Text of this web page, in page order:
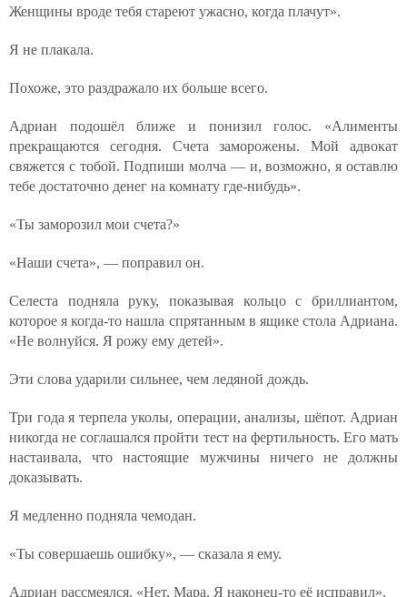
Женщины вроде тебя стареют ужасно, когда плачут».
Я не плакала.
Похоже, это раздражало их больше всего.
Адриан подошёл ближе и понизил голос. «Алименты
прекращаются сегодня. Счета заморожены. Мой адвокат
свяжется с тобой. Подпиши молча — и, возможно, я оставлю
тебе достаточно денег на комнату где-нибудь».
«Ты заморозил мои счета?»
«Наши счета», — поправил он.
Селеста подняла руку, показывая кольцо с бриллиантом,
которое я когда-то нашла спрятанным в ящике стола Адриана.
«Не волнуйся. Я рожу ему детей».
Эти слова ударили сильнее, чем ледяной дождь.
Три года я терпела уколы, операции, анализы, шёпот. Адриан
никогда не соглашался пройти тест на фертильность. Его мать
настаивала, что настоящие мужчины ничего не должны
доказывать.
Я медленно подняла чемодан.
«Ты совершаешь ошибку», — сказала я ему.
Адриан рассмеялся. «Нет, Мара. Я наконец-то её исправил».